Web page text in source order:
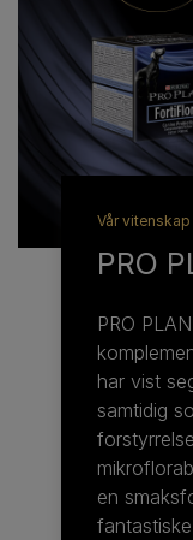
Et utvalg
Vår vitenskap
PRO
PRO
har vist
samtidig
en